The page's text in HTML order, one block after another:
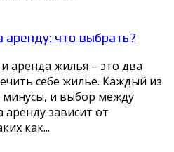
аренду: что выбрать?
аренда жилья – это два
себе жилье. Каждый из
и выбор между
зависит от
как...